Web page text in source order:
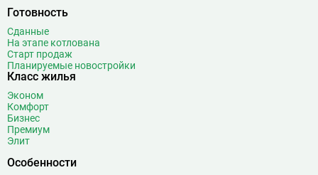
Библиотека имени Ленина
Битцевский парк
Борисово
Боровицкая
Ботанический сад
Готовность
Сданные
На этапе котлована
Старт продаж
Планируемые новостройки
Класс жилья
Эконом
Комфорт
Бизнес
Премиум
Элит
Особенности